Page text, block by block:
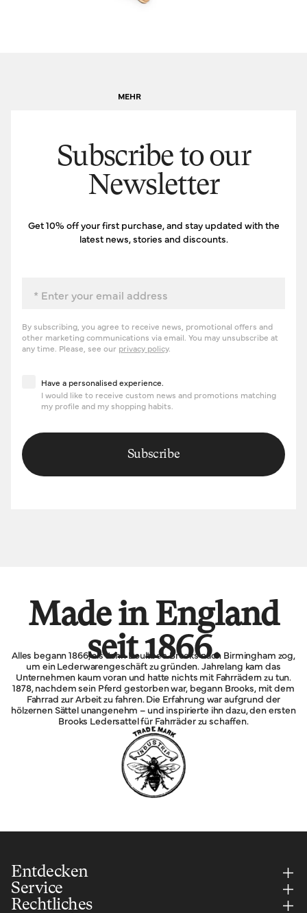
MEHR
Subscribe to our
Newsletter
Get 10% off your first purchase, and stay updated with the
latest news, stories and discounts.
By subscribing, you agree to receive news, promotional offers and
other marketing communications via email. You may unsubscribe at
any time. Please, see our privacy policy.
Have a personalised experience
Have a personalised experience.
I would like to receive custom news and promotions matching
my profile and my shopping habits.
Subscribe
Made in England
seit 1866.
Alles begann 1866, als John Boultbee Brooks nach Birmingham zog,
um ein Lederwarengeschäft zu gründen. Jahrelang kam das
Unternehmen kaum voran und hatte nichts mit Fahrrädern zu tun.
1878, nachdem sein Pferd gestorben war, begann Brooks, mit dem
Fahrrad zur Arbeit zu fahren. Die Erfahrung war aufgrund der
hölzernen Sättel unangenehm – und inspirierte ihn dazu, den ersten
Brooks Ledersattel für Fahrräder zu schaffen.
Entdecken
Service
Rechtliches